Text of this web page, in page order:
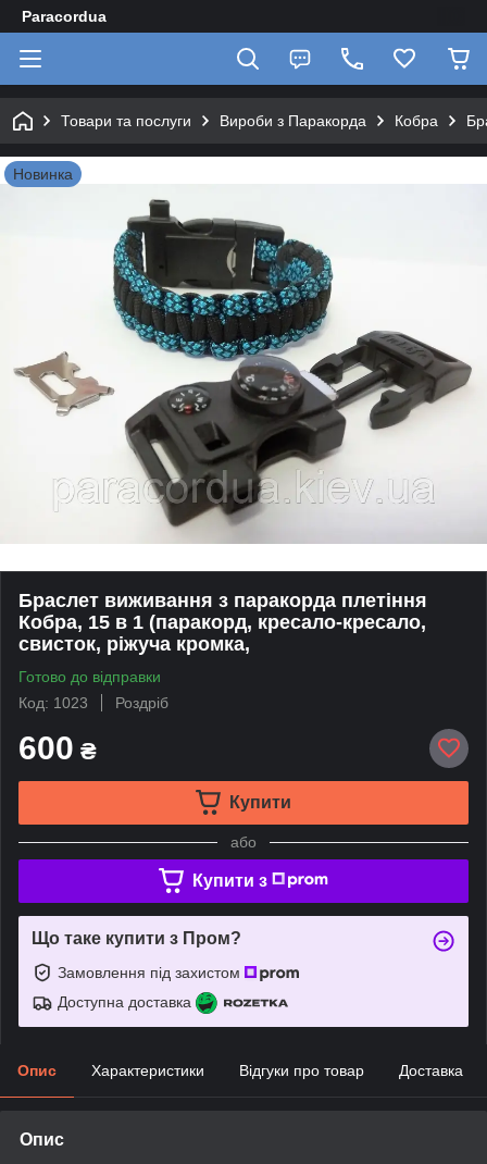
Paracordua
Товари та послуги Вироби з Паракорда Кобра
Новинка
Браслет виживання з паракорда плетіння
Кобра, 15 в 1 (паракорд, кресало-кресало,
свисток, ріжуча кромка,
Готово до відправки
Код: 1023
Роздріб
600 ₴
Купити
або
Купити з
Що таке купити з Пром?
Замовлення під захистом
Доступна доставка
Опис Характеристики Відгуки про товар Доставка
Опис